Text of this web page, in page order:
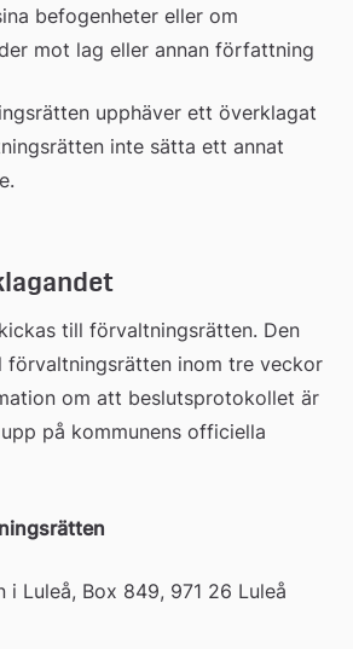
befogenheter eller om
mot lag eller annan författning
upphäver ett överklagat
inte sätta ett annat
till förvaltningsrätten. Den
förvaltningsrätten inom tre veckor
om att beslutsprotokollet är
på kommunens officiella
i Luleå, Box 849, 971 26 Luleå